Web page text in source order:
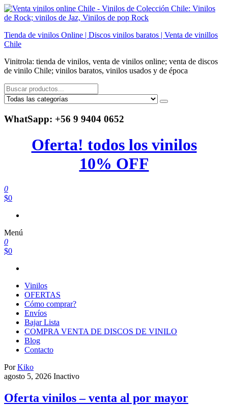
Saltar
al
Tienda de vinilos Online | Discos vinilos baratos | Venta de vinillos
Chile
Vinitrola: tienda de vinilos, venta de vinilos online; venta de discos
de vinilo Chile; vinilos baratos, vinilos usados y de época
WhatSapp: +56 9 9404 0652
Oferta! todos los vinilos
10% OFF
0
$0
Menú
0
$0
Vinilos
OFERTAS
Cómo comprar?
Envíos
Bajar Lista
COMPRA VENTA DE DISCOS DE VINILO
Blog
Contacto
Por Kiko
agosto 5, 2026 Inactivo
Oferta vinilos – venta al por mayor